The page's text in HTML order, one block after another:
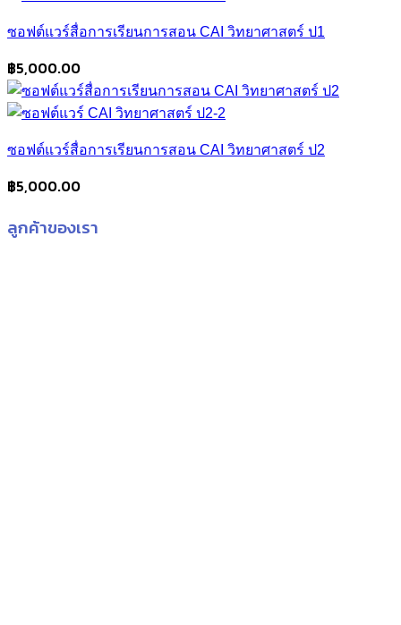
ซอฟต์แวร์สื่อการเรียนการสอน CAI วิทยาศาสตร์ ป1
฿5,000.00
ซอฟต์แวร์สื่อการเรียนการสอน CAI วิทยาศาสตร์ ป2
฿5,000.00
ลูกค้าของเรา